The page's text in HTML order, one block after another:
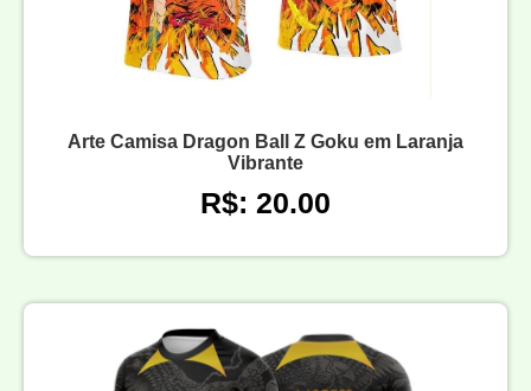
Arte Camisa Dragon Ball Z Goku em Laranja
Vibrante
R$: 20.00